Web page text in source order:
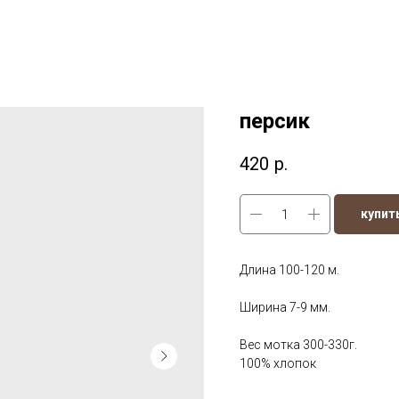
персик
420 р.
Длина 100-120 м.
Ширина 7-9 мм.
Вес мотка 300-330г.
100% хлопок